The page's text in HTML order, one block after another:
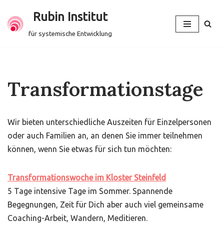
Zum
Rubin Institut
für systemische Entwicklung
Transformationstage
Wir bieten unterschiedliche Auszeiten für Einzelpersonen
oder auch Familien an, an denen Sie immer teilnehmen
können, wenn Sie etwas für sich tun möchten:
Transformationswoche im Kloster Steinfeld
5 Tage intensive Tage im Sommer. Spannende
Begegnungen, Zeit für Dich aber auch viel gemeinsame
Coaching-Arbeit, Wandern, Meditieren.